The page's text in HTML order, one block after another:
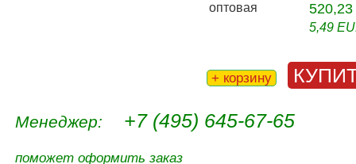
оптовая
5,49
+ корзину
Менеджер: +7 (495) 645-67-65
поможет оформить заказ